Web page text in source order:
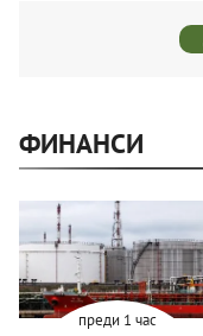
ФИНАНСИ
преди 1 час